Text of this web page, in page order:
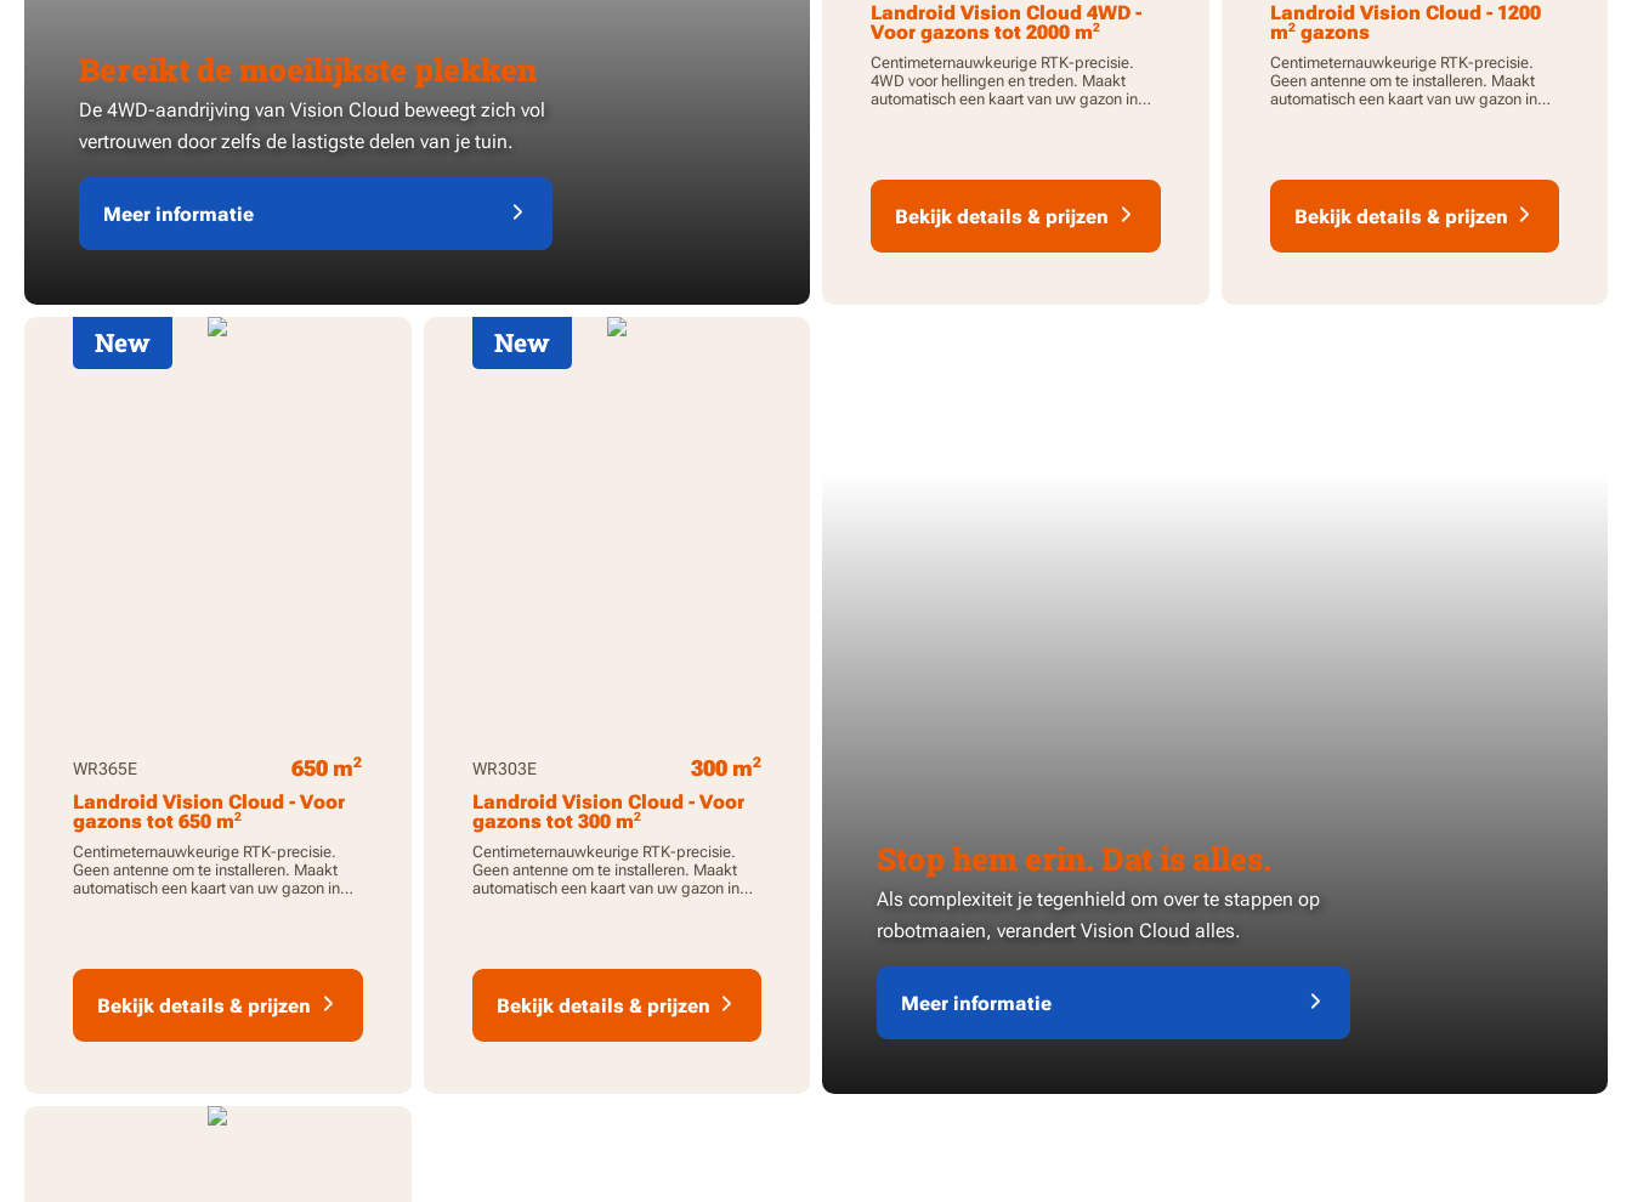
Bereikt de moeilijkste plekken
De 4WD-aandrijving van Vision Cloud beweegt zich vol
vertrouwen door zelfs de lastigste delen van je tuin.
Meer informatie
Landroid Vision Cloud 4WD -
Voor gazons tot 2000 m2
Centimeternauwkeurige RTK-precisie.
4WD voor hellingen en treden. Maakt
automatisch een kaart van uw gazon in
Bekijk details & prijzen
Landroid Vision Cloud - 1200
m2gazons
Centimeternauwkeurige RTK-precisie.
Geen antenne om te installeren. Maakt
automatisch een kaart van uw gazon in
Bekijk details & prijzen
New
WR365E 650 m2
Landroid Vision Cloud - Voor
gazons tot 650 m2
Centimeternauwkeurige RTK-precisie.
Geen antenne om te installeren. Maakt
automatisch een kaart van uw gazon in
Bekijk details & prijzen
New
WR303E 300 m2
Landroid Vision Cloud - Voor
gazons tot 300 m2
Centimeternauwkeurige RTK-precisie.
Geen antenne om te installeren. Maakt
automatisch een kaart van uw gazon in
Bekijk details & prijzen
Stop hem erin. Dat is alles.
Als complexiteit je tegenhield om over te stappen op
robotmaaien, verandert Vision Cloud alles.
Meer informatie